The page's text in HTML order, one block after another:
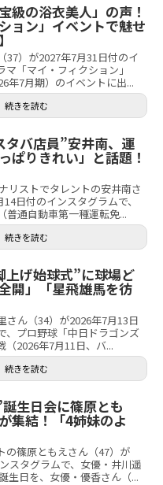
級の浴衣美人」の声！
ョン」イベントで魅せ
37）が2027年7月31日付のイ
マ「マイ・フィクション」
年7月期）のイベントに出...
続きを読む
タバ店員”安井南、運
ぱりきれい」と話題！
リストでタレントの安井南さ
日付のインスタグラムで、
普通自動車第一種運転免...
続きを読む
上げ始球式”に球場ど
開」「星飛雄馬を彷
さん（34）が2026年7月13日
、プロ野球「中日ドラゴンズ
2026年7月11日、バ...
続きを読む
生日会に篠原とも
集結！「4姉妹のよ
の篠原ともえさん（47）が
スタグラムで、女優・井川遥
生日を、女優・優香さん（...